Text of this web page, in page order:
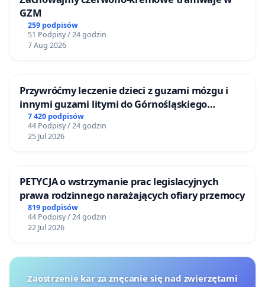
GZM
259 podpisów
51 Podpisy / 24 godzin
7 Aug 2026
Przywróćmy leczenie dzieci z guzami mózgu i
innymi guzami litymi do Górnośląskiego
Centrum Zdrowia Dziecka w Katowicach
7 420 podpisów
44 Podpisy / 24 godzin
25 Jul 2026
PETYCJA o wstrzymanie prac legislacyjnych
prawa rodzinnego narażających ofiary przemocy
819 podpisów
44 Podpisy / 24 godzin
22 Jul 2026
Zaostrzenie kar za znęcanie się nad zwierzętami